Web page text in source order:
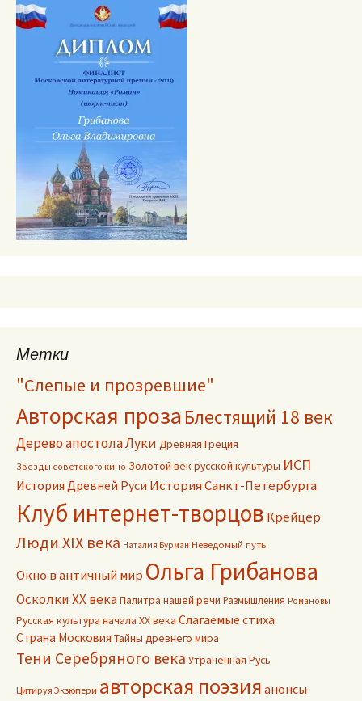
Метки
"Слепые и прозревшие"
Авторская проза Блестящий 18 век
Дерево апостола Луки Древняя Греция
Звезды советского кино Золотой век русской культуры ИСП
История Древней Руси История Санкт-Петербурга
Клуб интернет-творцов Крейцер
Люди XIX века Наталия Бурман Неведомый путь
Окно в античный мир Ольга Грибанова
Осколки ХХ векаПалитра нашей речи Размышления Романовы
Русская культура начала ХХ века Слагаемые стиха
Страна Московия Тайны древнего мира
Тени Серебряного века Утраченная Русь
Цитируя Экзюпери авторская поэзия анонсы